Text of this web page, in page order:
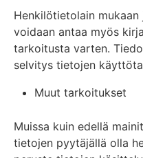
Henkilötietolain
voidaan antaa myös
tarkoitusta varten.
selvitys tietojen
Muut tarkoitukset
Muissa kuin edellä
tietojen pyytäjällä olla